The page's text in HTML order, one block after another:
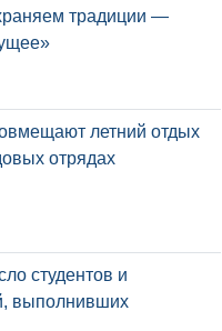
традиции —
летний отдых
отрядах
студентов и
выполнивших